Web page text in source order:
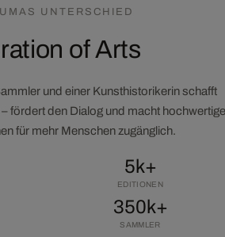
UNTERSCHIED
of Arts
und einer Kunsthistorikerin schafft
fördert den Dialog und macht hochwertige
für mehr Menschen zugänglich.
5k+
EDITIONEN
350k+
SAMMLER